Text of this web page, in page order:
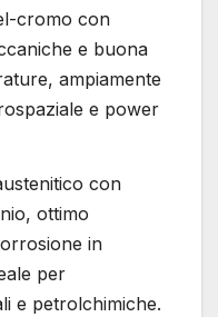
cromo con
e buona
ampiamente
e power
con
ottimo
in
per
e petrolchimiche.